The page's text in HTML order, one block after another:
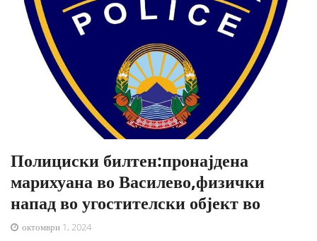
Полициски билтен:пронајдена
марихуана во Василево,физички
напад во угостителски објект во
октомври 1, 2024